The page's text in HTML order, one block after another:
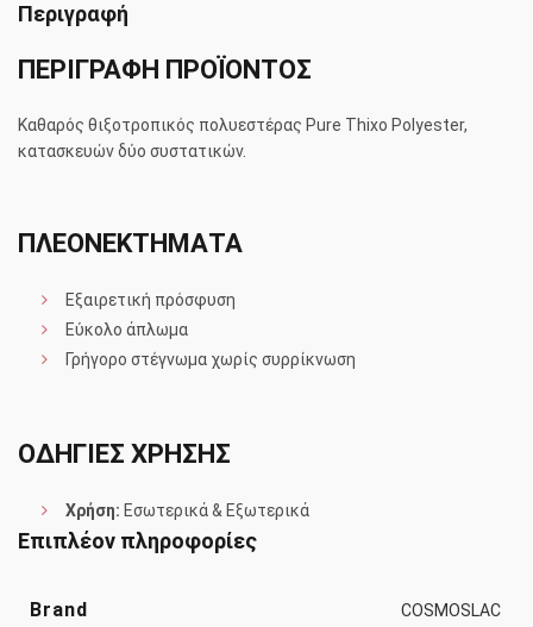
Περιγραφή
ΠΕΡΙΓΡΑΦΗ ΠΡΟΪΟΝΤΟΣ
Καθαρός θιξοτροπικός πολυεστέρας Pure Thixo Polyester,
κατασκευών δύο συστατικών.
ΠΛΕΟΝΕΚΤΗΜΑΤΑ
Εξαιρετική πρόσφυση
Εύκολο άπλωμα
Γρήγορο στέγνωμα χωρίς συρρίκνωση
ΟΔΗΓΙΕΣ ΧΡΗΣΗΣ
Χρήση: Εσωτερικά & Εξωτερικά
Επιπλέον πληροφορίες
Brand COSMOSLAC